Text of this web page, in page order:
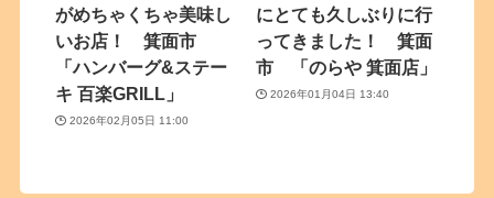
がめちゃくちゃ美味し
いお店！ 箕面市
「ハンバーグ&ステー
キ 百楽GRILL」
2026年02月05日 11:00
にとても久しぶりに行
ってきました！ 箕面
市 「のらや 箕面店」
2026年01月04日 13:40